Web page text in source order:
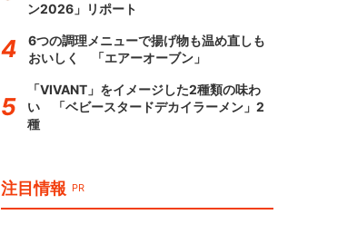
ン2026」リポート
6つの調理メニューで揚げ物も温め直しも
おいしく 「エアーオーブン」
「VIVANT」をイメージした2種類の味わ
い 「ベビースタードデカイラーメン」2
種
注目情報 PR